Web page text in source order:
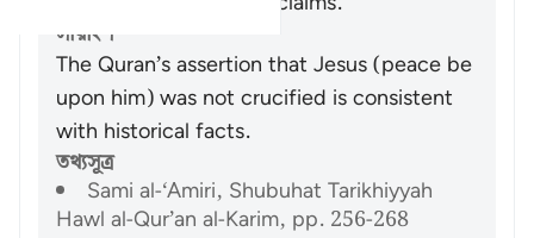
সারাংশ
The Quran’s assertion that Jesus (peace be
upon him) was not crucified is consistent
with historical facts.
তথ্যসূত্র
Sami al-‘Amiri, Shubuhat Tarikhiyyah
Hawl al-Qur’an al-Karim, pp. 256-268